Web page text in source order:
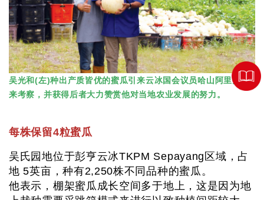
吴光和(左)种出产质皆优的蜜瓜引来云冰国会议员哈山阿里芬前
来考察，并获得后者大力赞赏他对当地农业发展的努力。
每株保留4粒蜜瓜
吴氏园地位于彭亨云冰TKPM Sepayang区域，占
地 5英亩，种有2,250株不同品种的蜜瓜。
他表示，棚架蜜瓜成长空间多于地上，这是因为地